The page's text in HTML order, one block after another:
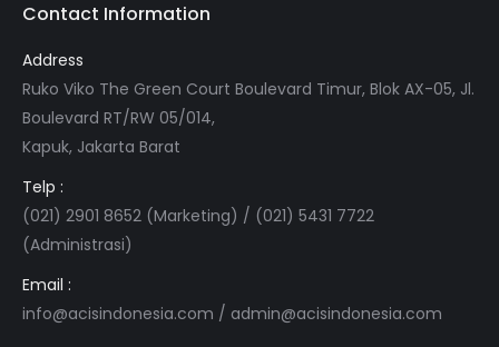
Contact Information
Address
Ruko Viko The Green Court Boulevard Timur, Blok AX-05, Jl.
Boulevard RT/RW 05/014,
Kapuk, Jakarta Barat
Telp :
(021) 2901 8652 (Marketing) / (021) 5431 7722
(Administrasi)
Email :
info@acisindonesia.com / admin@acisindonesia.com